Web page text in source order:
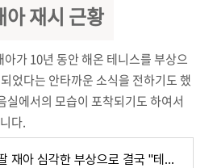
재시 근황
가 10년 동안 해온 테니스를 부상으
었다는 안타까운 소식을 전하기도 했
에서의 모습이 포착되기도 하여서
다.
이동국 딸 재아 심각한 부상으로 결국 "테니스 선수 꿈 포기 한다"고 심경 고백 하며 한 말이 더